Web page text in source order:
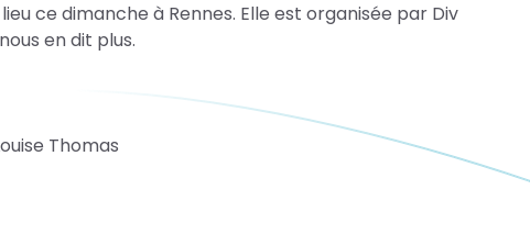
ce dimanche à Rennes. Elle est organisée par Div
en dit plus.
Thomas